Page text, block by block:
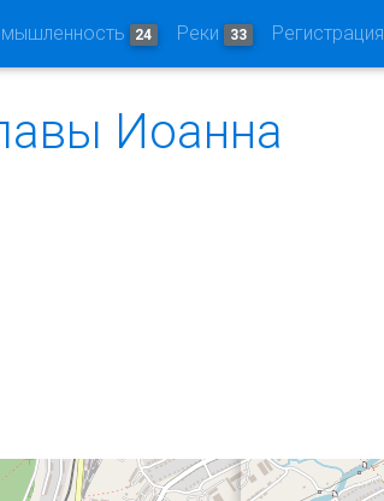
24 Реки 33 Регистрация
Иоанна